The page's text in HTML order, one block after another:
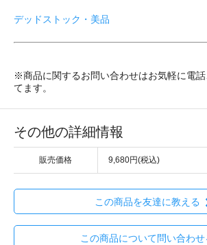
デッドストック・美品
※商品に関するお問い合わせはお気軽に電
てます。
その他の詳細情報
販売価格 9,680円(税込)
この商品を友達に教える
この商品について問い合わせ